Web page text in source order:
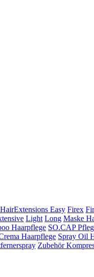
Easy Firex
Light Long Maske
Haarpflege SO.CAP
Haarpflege Spray Oil
Zubehör